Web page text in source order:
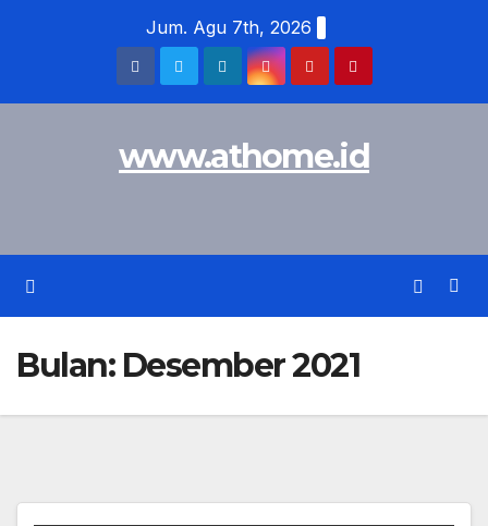
Jum. Agu 7th, 2026
www.athome.id
Bulan: Desember 2021